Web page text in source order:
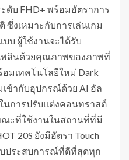
ดับ FHD+ พร้อมอัตราการ
ซึ่งเหมาะกับการเล่นเกม
บ ผู้ใช้งานจะได้รับ
พลินด้วยคุณภาพของภาพที่
มเทคโนโลยีใหม่ Dark
เข้ากับอุปกรณ์ด้วย AI อัล
นการปรับแต่งคอนทราสต์
ะที่ใช้งานในสถานที่ที่มี
20S ยังมีอัตรา Touch
บประสบการณ์ที่ดีที่สุดทุก